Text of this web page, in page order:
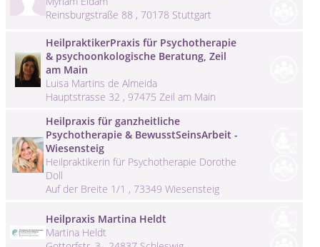
Reinsburgstraße 88 , 70178 Stuttgart
HeilpraktikerPraxis für Psychotherapie
& psychoonkologische Beratung, Zeil
am Main
Luisa Martins de Almeida
Hauptstrasse 32 , 97475 Zeil am Main
Heilpraxis für ganzheitliche
Psychotherapie & BewusstSeinsArbeit -
Wiesensteig
Heilpraktikerin für Psychotherapie Dorothe
Doll
Auf der Breite 1/1 , 73349 Wiesensteig
Heilpraxis Martina Heldt
Martina Heldt